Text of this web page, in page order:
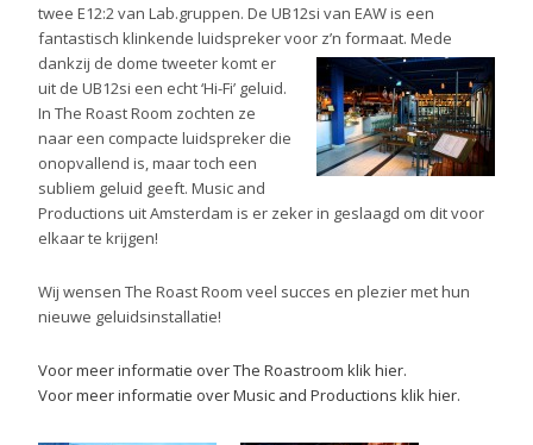
twee E12:2 van Lab.gruppen. De UB12si van EAW is een
fantastisch klinkende luidspreker voor z’n formaat. Mede
dankzij de dome tweeter komt er
uit de UB12si een echt ‘Hi-Fi’ geluid.
In The Roast Room zochten ze
naar een compacte luidspreker die
onopvallend is, maar toch een
subliem geluid geeft. Music and
Productions uit Amsterdam is er zeker in geslaagd om dit voor
elkaar te krijgen!
Wij wensen The Roast Room veel succes en plezier met hun
nieuwe geluidsinstallatie!
Voor meer informatie over The Roastroom klik hier.
Voor meer informatie over Music and Productions klik hier.